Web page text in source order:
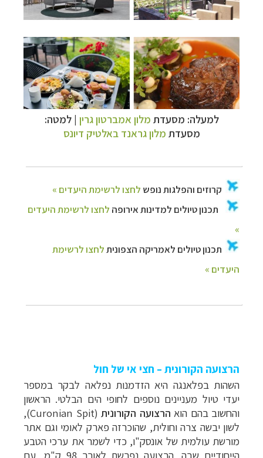
למעלה: מסעדת מלון אמברטון גרין | למטה:
מסעדת מלון גראנד באלטיק דיונס
הרצועה הקורונית – חצי אי של חול
השהות בפלאנגה היא הזדמנות נפלאה לבקר במספר
יעדי טיול מעניינים נוספים לחופי הים הבלטי. הראשון
והחשוב בהם הוא הרצועה הקורונית (
Curonian Spit
),
לשון יבשה צרה וחולית, שהוכרזה פארק לאומי וגם אתר
מורשת עולמית של אונסק"ו, כדי לשמר את ערכי הטבע
הייחודיים שבה. הרצועה נפרשת לאורך 98 ק"מ, עם